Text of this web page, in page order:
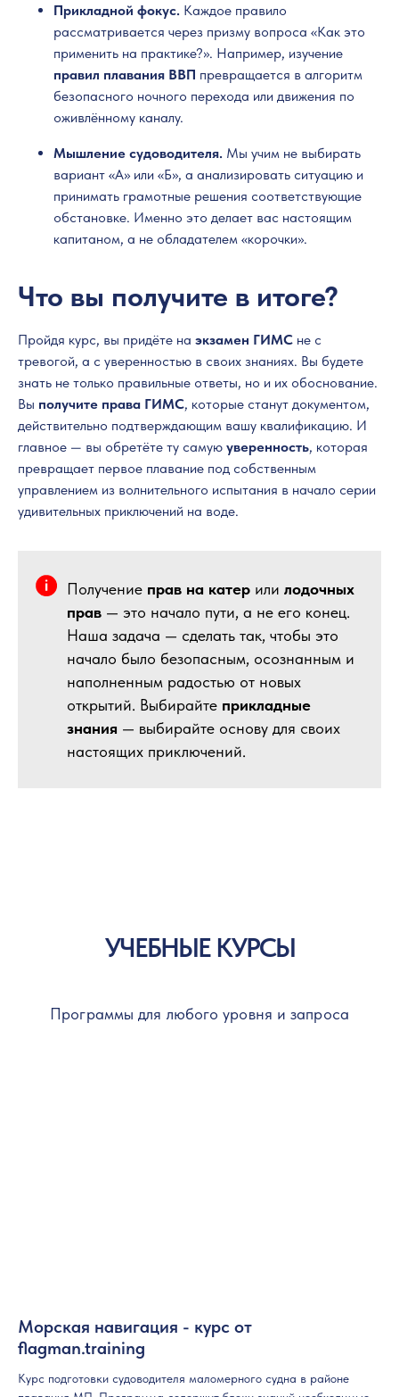
Прикладной фокус. Каждое правило
рассматривается через призму вопроса «Как это
применить на практике?». Например, изучение
правил плавания ВВП превращается в алгоритм
безопасного ночного перехода или движения по
оживлённому каналу.
Мышление судоводителя. Мы учим не выбирать
вариант «А» или «Б», а анализировать ситуацию и
принимать грамотные решения соответствующие
обстановке. Именно это делает вас настоящим
капитаном, а не обладателем «корочки».
Что вы получите в итоге?
Пройдя курс, вы придёте на экзамен ГИМС не с
тревогой, а с уверенностью в своих знаниях. Вы будете
знать не только правильные ответы, но и их обоснование.
Вы получите права ГИМС, которые станут документом,
действительно подтверждающим вашу квалификацию. И
главное — вы обретёте ту самую уверенность, которая
превращает первое плавание под собственным
управлением из волнительного испытания в начало серии
удивительных приключений на воде.
Получение прав на катер или лодочных
прав — это начало пути, а не его конец.
Наша задача — сделать так, чтобы это
начало было безопасным, осознанным и
наполненным радостью от новых
открытий. Выбирайте прикладные
знания — выбирайте основу для своих
настоящих приключений.
УЧЕБНЫЕ КУРСЫ
Программы для любого уровня и запроса
Морская навигация - курс от
flagman.training
Курс подготовки судоводителя маломерного судна в районе